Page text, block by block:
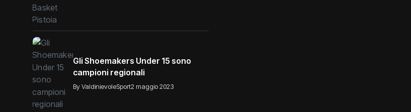
Gli Shoemakers Under 15 sono
campioni regionali
By ValdinievoleSport2 maggio 2023